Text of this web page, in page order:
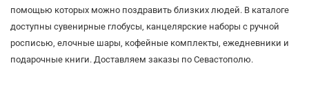
помощью которых можно поздравить близких людей. В каталоге
доступны сувенирные глобусы, канцелярские наборы с ручной
росписью, елочные шары, кофейные комплекты, ежедневники и
подарочные книги. Доставляем заказы по Севастополю.